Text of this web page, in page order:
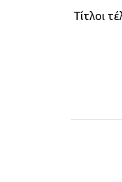
Τίτλοι